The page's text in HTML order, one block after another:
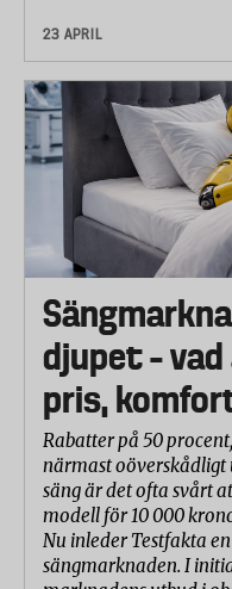
23 APRIL
djupet –
pris,
Rabatter på 50
närmast oöverskådligt
säng är det ofta svårt
modell för 10 000
Nu inleder Testfakta
sängmarknaden. I